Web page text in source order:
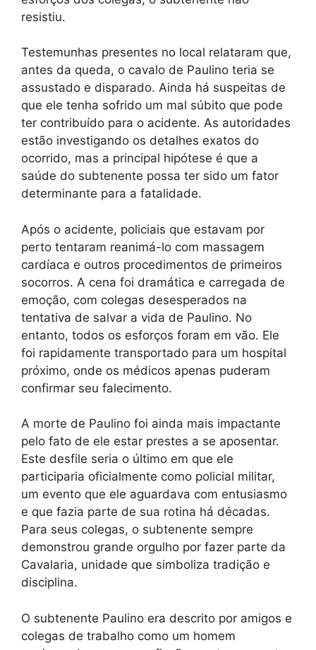
resistiu.
Testemunhas presentes no local relataram que,
antes da queda, o cavalo de Paulino teria se
assustado e disparado. Ainda há suspeitas de
que ele tenha sofrido um mal súbito que pode
ter contribuído para o acidente. As autoridades
estão investigando os detalhes exatos do
ocorrido, mas a principal hipótese é que a
saúde do subtenente possa ter sido um fator
determinante para a fatalidade.
Após o acidente, policiais que estavam por
perto tentaram reanimá-lo com massagem
cardíaca e outros procedimentos de primeiros
socorros. A cena foi dramática e carregada de
emoção, com colegas desesperados na
tentativa de salvar a vida de Paulino. No
entanto, todos os esforços foram em vão. Ele
foi rapidamente transportado para um hospital
próximo, onde os médicos apenas puderam
confirmar seu falecimento.
A morte de Paulino foi ainda mais impactante
pelo fato de ele estar prestes a se aposentar.
Este desfile seria o último em que ele
participaria oficialmente como policial militar,
um evento que ele aguardava com entusiasmo
e que fazia parte de sua rotina há décadas.
Para seus colegas, o subtenente sempre
demonstrou grande orgulho por fazer parte da
Cavalaria, unidade que simboliza tradição e
disciplina.
O subtenente Paulino era descrito por amigos e
colegas de trabalho como um homem